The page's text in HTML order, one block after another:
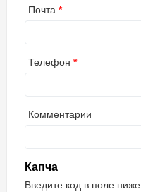
Почта
Телефон
Комментарии
Капча
Введите код в поле ниже